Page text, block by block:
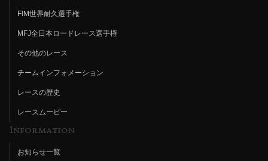
FIM世界耐久選手権
MFJ全日本ロードレース選手権
その他のレース
チームインフォメーション
レースの歴史
レースムービー
Information
お知らせ一覧